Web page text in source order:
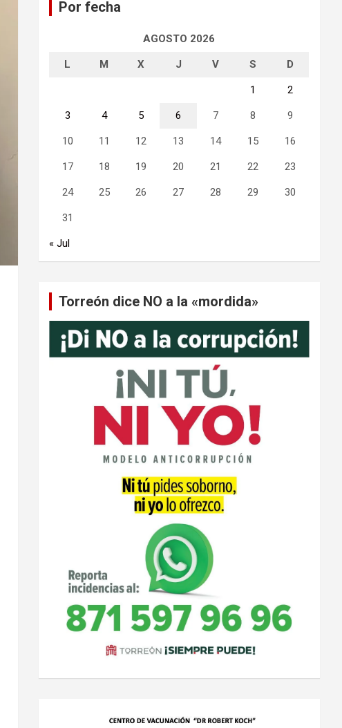
Por fecha
AGOSTO 2026
L M X J V S D
1 2
3 4 5 6 7 8 9
10 11 12 13 14 15 16
17 18 19 20 21 22 23
24 25 26 27 28 29 30
31
« Jul
Torreón dice NO a la «mordida»